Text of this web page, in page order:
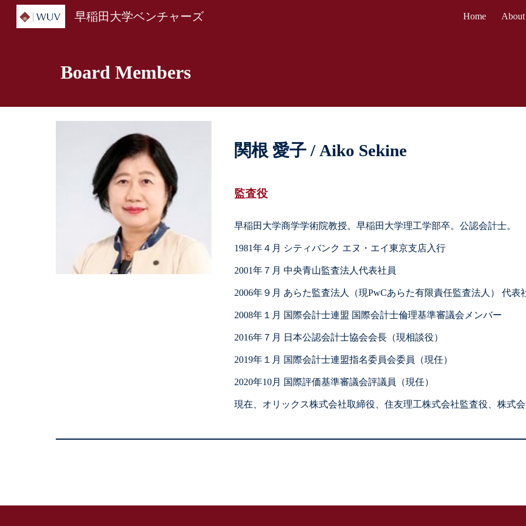
Skip to
早稲田大学ベンチャーズ Home About
Board Members
関根 愛子/Aiko Sekine
監査役
早稲田大学商学学術院教授。早稲田大学理工学部卒。公認会計士。
1981年４月 シティバンク エヌ・エイ東京支店入行
2001年７月 中央青山監査法人代表社員
2006年９月 あらた監査法人（現PwCあらた有限責任監査法人） 代表
2008年１月 国際会計士連盟 国際会計士倫理基準審議会メンバー
2016年７月 日本公認会計士協会会長（現相談役）
2019年１月 国際会計士連盟指名委員会委員（現任）
2020年10月 国際評価基準審議会評議員（現任）
現在、オリックス株式会社取締役、住友理工株式会社監査役、株式